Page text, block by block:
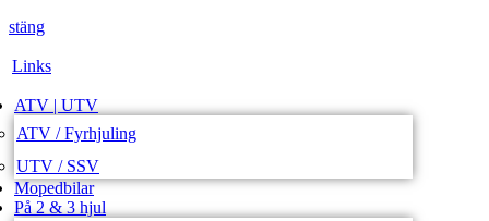
stäng
Links
ATV | UTV
ATV / Fyrhjuling
UTV / SSV
Mopedbilar
På 2 & 3 hjul